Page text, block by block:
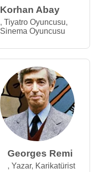
Korhan Abay
, Tiyatro Oyuncusu,
Sinema Oyuncusu
Georges Remi
, Yazar, Karikatürist